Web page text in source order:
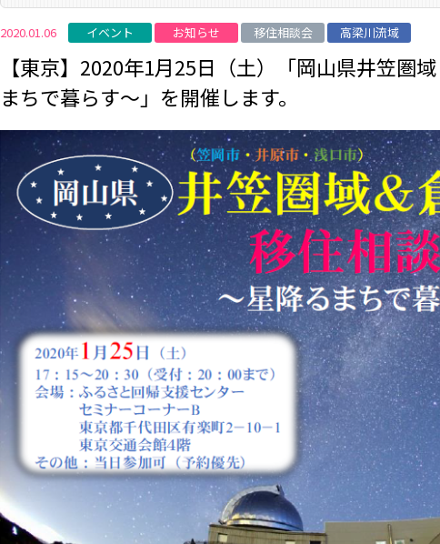
2020.01.06 イベント お知らせ 移住相談会 高梁川流域
【東京】2020年1月25日（土）「岡山県井笠
まちで暮らす～」を開催します。